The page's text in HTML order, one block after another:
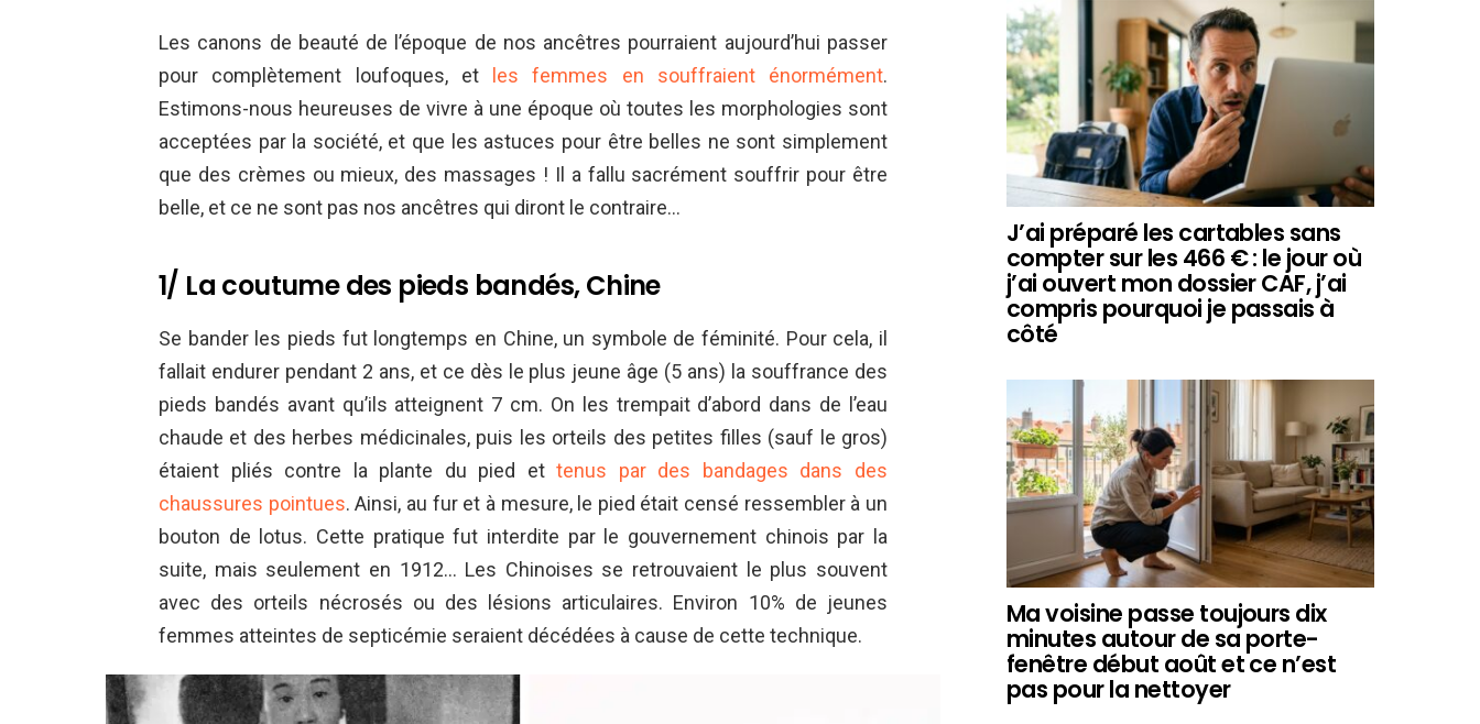
Les canons de beauté de l’époque de nos ancêtres pourraient aujourd’hui passer
pour complètement loufoques, et les femmes en souffraient énormément.
Estimons-nous heureuses de vivre à une époque où toutes les morphologies sont
acceptées par la société, et que les astuces pour être belles ne sont simplement
que des crèmes ou mieux, des massages ! Il a fallu sacrément souffrir pour être
belle, et ce ne sont pas nos ancêtres qui diront le contraire…
1/ La coutume des pieds bandés, Chine
Se bander les pieds fut longtemps en Chine, un symbole de féminité. Pour cela, il
fallait endurer pendant 2 ans, et ce dès le plus jeune âge (5 ans) la souffrance des
pieds bandés avant qu’ils atteignent 7 cm. On les trempait d’abord dans de l’eau
chaude et des herbes médicinales, puis les orteils des petites filles (sauf le gros)
étaient pliés contre la plante du pied ettenus par des bandages dans des
chaussures pointues. Ainsi, au fur et à mesure, le pied était censé ressembler à un
bouton de lotus. Cette pratique fut interdite par le gouvernement chinois par la
suite, mais seulement en 1912… Les Chinoises se retrouvaient le plus souvent
avec des orteils nécrosés ou des lésions articulaires. Environ 10% de jeunes
femmes atteintes de septicémie seraient décédées à cause de cette technique.
J’ai préparé les cartables sans
compter sur les 466 € : le jour où
j’ai ouvert mon dossier CAF, j’ai
compris pourquoi je passais à
côté
Ma voisine passe toujours dix
minutes autour de sa porte-
fenêtre début août et ce n’est
pas pour la nettoyer